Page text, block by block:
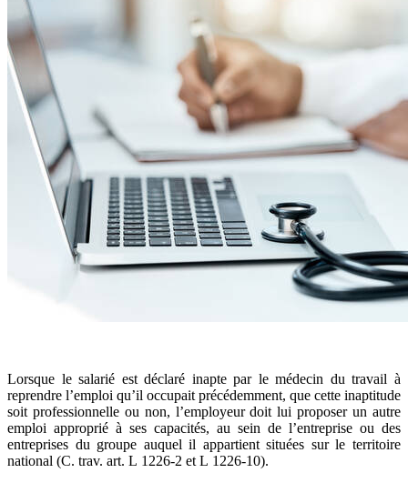
Lorsque le salarié est déclaré inapte par le médecin du travail à
reprendre l’emploi qu’il occupait précédemment, que cette inaptitude
soit professionnelle ou non, l’employeur doit lui proposer un autre
emploi approprié à ses capacités, au sein de l’entreprise ou des
entreprises du groupe auquel il appartient situées sur le territoire
national (C. trav. art. L 1226-2 et L 1226-10).